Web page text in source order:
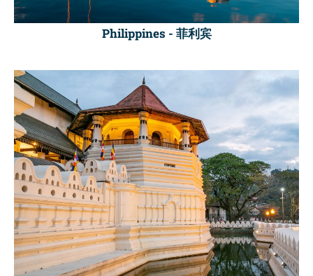
Philippines - 菲利宾